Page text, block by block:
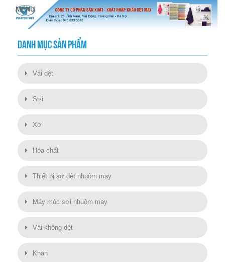
DANH MỤC SẢN PHẨM
Vải dệt
Sợi
Xơ
Hóa chất
Thiết bị sợ dệt nhuộm may
Máy móc sợi nhuộm may
Vải không dệt
Khăn